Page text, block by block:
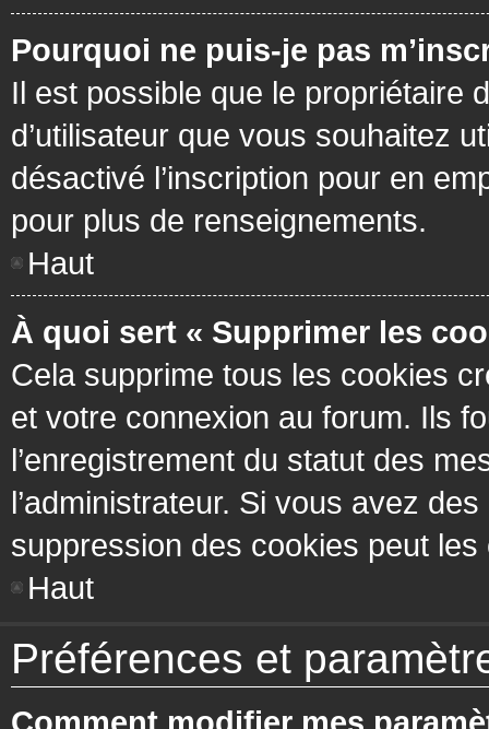
Pourquoi ne puis-je pas
Il est possible que le propriétaire
d’utilisateur que vous souhaitez
désactivé l’inscription pour en
pour plus de renseignements.
Haut
À quoi sert « Supprimer les
Cela supprime tous les cookies
et votre connexion au forum. Ils
l’enregistrement du statut des
l’administrateur. Si vous avez
suppression des cookies peut les
Haut
Préférences et